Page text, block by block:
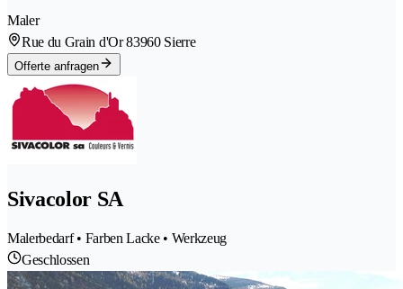
Maler
Rue du Grain d'Or 83960 Sierre
Offerte anfragen
Sivacolor SA
Malerbedarf • Farben Lacke • Werkzeug
Geschlossen